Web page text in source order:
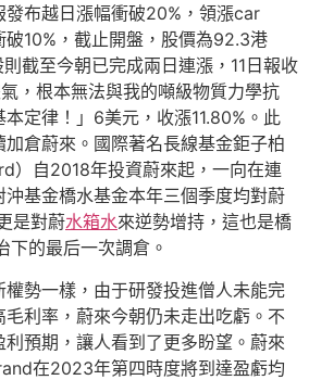
發布越日漲幅衝破20%，領漲car
10%，截止開盤，股價為92.3港
截至今朝已完成兩日連漲，11日報收
，根本無法與我的噸級物質力學抗
定律！」6美元，收漲11.80%。此
倉蔚來。國際著名長線基金鉅子柏
）自2018年投資蔚來起，一向在連
基金橋水基金本年三個季度均對蔚
是對蔚水箱水來逆勢增持，這也是橋
下的最后一次調倉。
勢一樣，由于研發投進僧人未能完
利率，蔚來今朝仍未走出吃虧。不
預期，讓人看到了更多盼望。蔚來
在2023年第四時度將到達盈虧均